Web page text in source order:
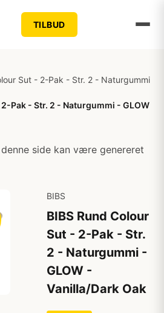
TILBUD
Sut - 2-Pak - Str. 2 - Naturgummi
Pak - Str. 2 - Naturgummi - GLOW
side kan være genereret
BIBS
BIBS Rund Colour
Sut - 2-Pak - Str.
2 - Naturgummi -
GLOW -
Vanilla/Dark Oak